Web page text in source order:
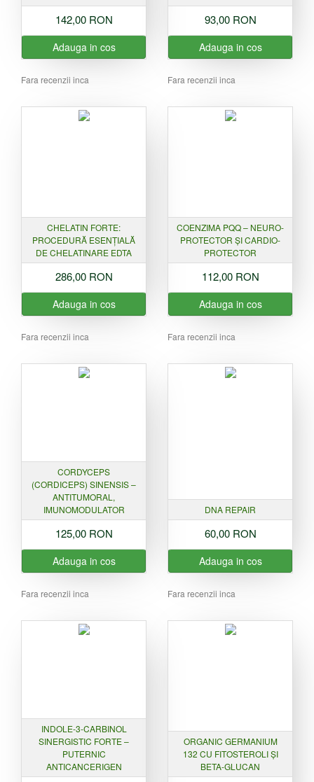
142,00 RON
Adauga in cos
Fara recenzii inca
93,00 RON
Adauga in cos
Fara recenzii inca
CHELATIN FORTE:
PROCEDURĂ ESENȚIALĂ
DE CHELATINARE EDTA
286,00 RON
Adauga in cos
Fara recenzii inca
COENZIMA PQQ – NEURO-
PROTECTOR ȘI CARDIO-
PROTECTOR
112,00 RON
Adauga in cos
Fara recenzii inca
CORDYCEPS
(CORDICEPS) SINENSIS –
ANTITUMORAL,
IMUNOMODULATOR
125,00 RON
Adauga in cos
Fara recenzii inca
DNA REPAIR
60,00 RON
Adauga in cos
Fara recenzii inca
INDOLE-3-CARBINOL
SINERGISTIC FORTE –
PUTERNIC
ANTICANCERIGEN
ORGANIC GERMANIUM
132 CU FITOSTEROLI ȘI
BETA-GLUCAN